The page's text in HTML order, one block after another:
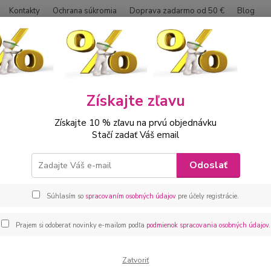
Kontakty Ochrana súkromia Doprava zadarmo od 50 € Blog
Hľadať
Kojenecké oblečenie sety Kojenecká 2 - dielna súprava
2 - dielna súprava
32
9
Získajte zľavu
Získajte 10 % zľavu na prvú objednávku
Stačí zadať Váš email
Odoslať
Súhlasím so spracovaním osobných údajov pre účely registrácie.
Prajem si odoberať novinky e-mailom podľa podmienok spracovania osobných údajov.
Zatvoriť